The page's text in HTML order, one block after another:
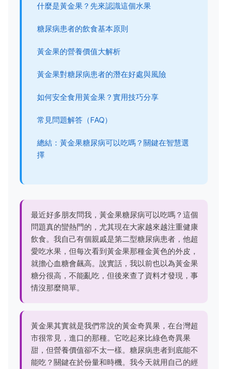
什麼是黃金果？先來認識這個水果
糖尿病患者的飲食基本原則
黃金果的營養價值大解析
黃金果對糖尿病患者的潛在好處與風險
如何安全食用黃金果？實用技巧分享
常見問題解答（FAQ）
總結：黃金果糖尿病可以吃嗎？關鍵在智慧選
擇
最近好多朋友問我，黃金果糖尿病可以吃嗎？這個
問題真的蠻熱門的，尤其現在大家越來越注重健康
飲食。我自己有個親戚是第二型糖尿病患者，他超
愛吃水果，但每次看到黃金果那種金黃色的外皮，
就擔心血糖會飆高。說實話，我以前也以為黃金果
糖分很高，不能亂吃，但後來查了資料才發現，事
情沒那麼簡單。
黃金果其實就是我們常說的黃金奇異果，在台灣超
市很常見，進口的那種。它吃起來比綠色奇異果
甜，但營養價值卻不太一樣。糖尿病患者到底能不
能吃？關鍵在於份量和時機。我今天就用自己的經